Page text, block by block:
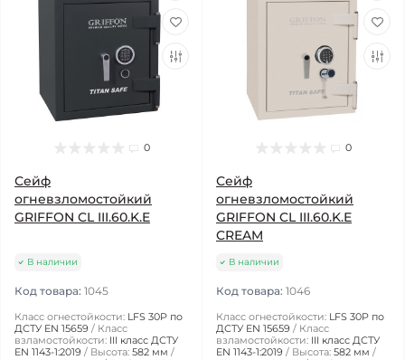
0
Сейф
огневзломостойкий
GRIFFON CL III.60.K.E
В наличии
Код товара: 1045
Класс огнестойкости: LFS 30P по
ДСТУ EN 15659
Класс
взламостойкости: III класс ДСТУ
EN 1143-1:2019
Высота: 582 мм
0
Сейф
огневзломостойкий
GRIFFON CL III.60.K.Е
CREAM
В наличии
Код товара: 1046
Класс огнестойкости: LFS 30P по
ДСТУ EN 15659
Класс
взламостойкости: III класс ДСТУ
EN 1143-1:2019
Высота: 582 мм